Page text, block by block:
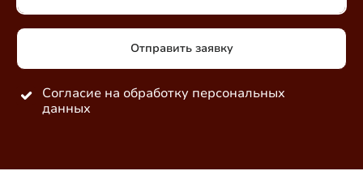
Согласие на обработку персональных
данных